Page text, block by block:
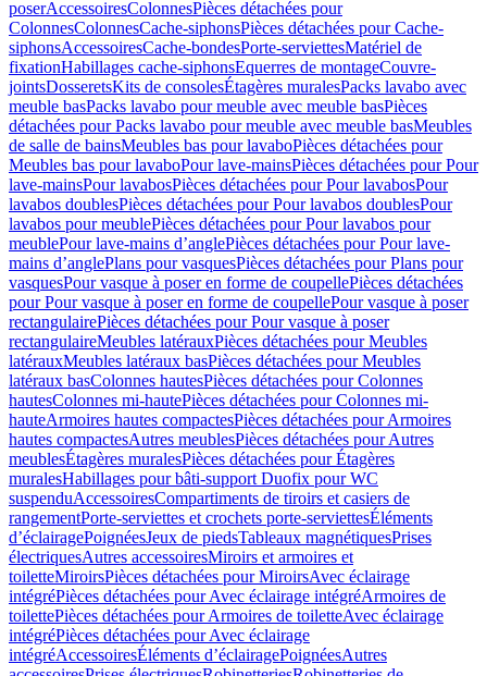
poserAccessoiresColonnesPièces détachées pour
ColonnesColonnesCache-siphonsPièces détachées pour Cache-
siphonsAccessoiresCache-bondesPorte-serviettesMatériel de
fixationHabillages cache-siphonsEquerres de montageCouvre-
jointsDosseretsKits de consolesÉtagères muralesPacks lavabo avec
meuble basPacks lavabo pour meuble avec meuble basPièces
détachées pour Packs lavabo pour meuble avec meuble basMeubles
de salle de bainsMeubles bas pour lavaboPièces détachées pour
Meubles bas pour lavaboPour lave-mainsPièces détachées pour Pour
lave-mainsPour lavabosPièces détachées pour Pour lavabosPour
lavabos doublesPièces détachées pour Pour lavabos doublesPour
lavabos pour meublePièces détachées pour Pour lavabos pour
meublePour lave-mains d’anglePièces détachées pour Pour lave-
mains d’anglePlans pour vasquesPièces détachées pour Plans pour
vasquesPour vasque à poser en forme de coupellePièces détachées
pour Pour vasque à poser en forme de coupellePour vasque à poser
rectangulairePièces détachées pour Pour vasque à poser
rectangulaireMeubles latérauxPièces détachées pour Meubles
latérauxMeubles latéraux basPièces détachées pour Meubles
latéraux basColonnes hautesPièces détachées pour Colonnes
hautesColonnes mi-hautePièces détachées pour Colonnes mi-
hauteArmoires hautes compactesPièces détachées pour Armoires
hautes compactesAutres meublesPièces détachées pour Autres
meublesÉtagères muralesPièces détachées pour Étagères
muralesHabillages pour bâti-support Duofix pour WC
suspenduAccessoiresCompartiments de tiroirs et casiers de
rangementPorte-serviettes et crochets porte-serviettesÉléments
d’éclairagePoignéesJeux de piedsTableaux magnétiquesPrises
électriquesAutres accessoiresMiroirs et armoires et
toiletteMiroirsPièces détachées pour MiroirsAvec éclairage
intégréPièces détachées pour Avec éclairage intégréArmoires de
toilettePièces détachées pour Armoires de toiletteAvec éclairage
intégréPièces détachées pour Avec éclairage
intégréAccessoiresÉléments d’éclairagePoignéesAutres